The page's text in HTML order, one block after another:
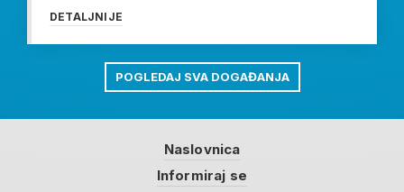
DETALJNIJE
POGLEDAJ SVA DOGAĐANJA
Naslovnica
Informiraj se